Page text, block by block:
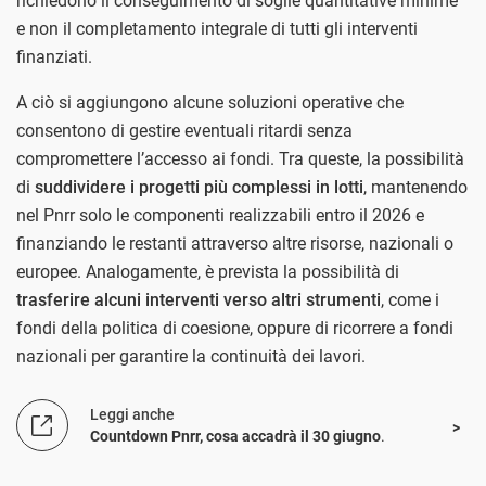
e non il completamento integrale di tutti gli interventi
finanziati.
A ciò si aggiungono alcune soluzioni operative che
consentono di gestire eventuali ritardi senza
compromettere l’accesso ai fondi. Tra queste, la possibilità
di suddividere i progetti più complessi in lotti, mantenendo
nel Pnrr solo le componenti realizzabili entro il 2026 e
finanziando le restanti attraverso altre risorse, nazionali o
europee. Analogamente, è prevista la possibilità di
trasferire alcuni interventi verso altri strumenti, come i
fondi della politica di coesione, oppure di ricorrere a fondi
nazionali per garantire la continuità dei lavori.
Leggi anche
Countdown Pnrr, cosa accadrà il 30 giugno.